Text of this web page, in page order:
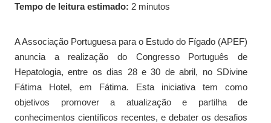
Tempo de leitura estimado: 2 minutos
A Associação Portuguesa para o Estudo do Fígado (APEF)
anuncia a realização do Congresso Português de
Hepatologia, entre os dias 28 e 30 de abril, no SDivine
Fátima Hotel, em Fátima. Esta iniciativa tem como
objetivos promover a atualização e partilha de
conhecimentos científicos recentes, e debater os desafios